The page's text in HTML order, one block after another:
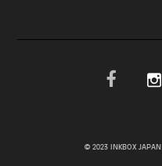
© 2023 INKBOX JAPAN